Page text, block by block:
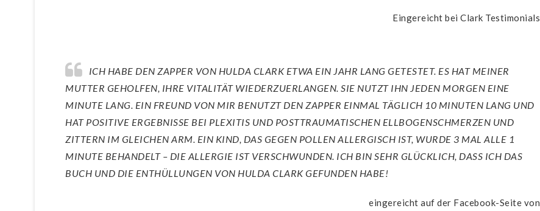
Eingereicht bei Clark Testimonials
ICH HABE DEN ZAPPER VON HULDA CLARK ETWA EIN JAHR LANG GETESTET. ES HAT MEINER
MUTTER GEHOLFEN, IHRE VITALITÄT WIEDERZUERLANGEN. SIE NUTZT IHN JEDEN MORGEN EINE
MINUTE LANG. EIN FREUND VON MIR BENUTZT DEN ZAPPER EINMAL TÄGLICH 10 MINUTEN LANG UND
HAT POSITIVE ERGEBNISSE BEI PLEXITIS UND POSTTRAUMATISCHEN ELLBOGENSCHMERZEN UND
ZITTERN IM GLEICHEN ARM. EIN KIND, DAS GEGEN POLLEN ALLERGISCH IST, WURDE 3 MAL ALLE 1
MINUTE BEHANDELT – DIE ALLERGIE IST VERSCHWUNDEN. ICH BIN SEHR GLÜCKLICH, DASS ICH DAS
BUCH UND DIE ENTHÜLLUNGEN VON HULDA CLARK GEFUNDEN HABE!
eingereicht auf der Facebook-Seite von